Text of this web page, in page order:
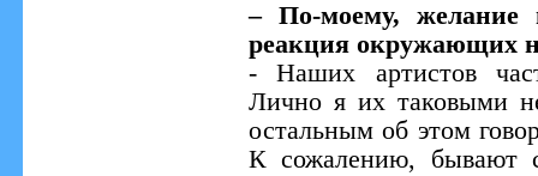
– По-моему, желание
реакция окружающих
- Наших артистов
Лично я их таковыми
остальным об этом
К сожалению, бывают